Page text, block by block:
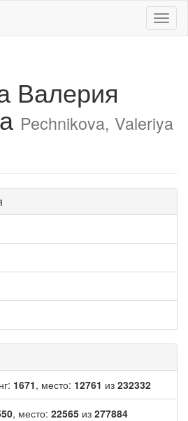
Валерия
Pechnikova, Valeriya
1671, место: 12761 из 232332
, место: 22565 из 277884